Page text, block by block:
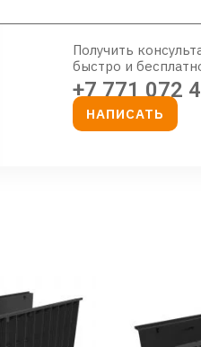
Получить
быстро и
+7 771 072
НАПИСАТЬ